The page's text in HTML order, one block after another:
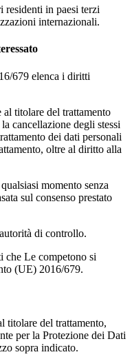
residenti in paesi terzi
internazionali.
679 elenca i diritti
titolare del trattamento
cancellazione degli stessi
dei dati personali
oltre al diritto alla
momento senza
sul consenso prestato
di controllo.
che Le competono si
(UE) 2016/679.
titolare del trattamento,
per la Protezione dei Dati
sopra indicato.